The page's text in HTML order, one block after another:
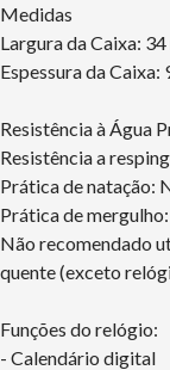
Medidas
Largura da Caixa:
Espessura da Caixa:
Resistência à Água
Resistência a
Prática de natação:
Prática de
Não recomendado
quente (exceto
Funções do relógio:
- Calendário digital